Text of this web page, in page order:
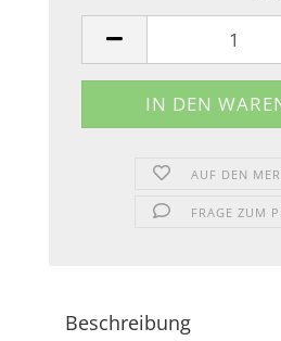
AUF DEN
FRAGE ZUM
Beschreibung